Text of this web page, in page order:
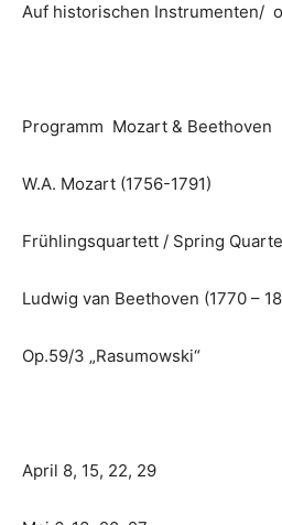
Auf historischen Instrumenten/
Programm Mozart & Beethoven
W.A. Mozart (1756-1791)
Frühlingsquartett / Spring
Ludwig van Beethoven (1770 –
Op.59/3 „Rasumowski“
April 8, 15, 22, 29